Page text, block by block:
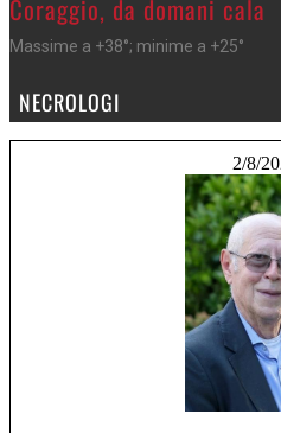
Coraggio, da domani cala
Massime a +38°; minime a +25°
NECROLOGI
2/8/